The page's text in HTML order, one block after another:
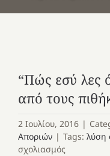
“Πώς εσύ λες
από τους
2 Ιουλίου, 2016 |
Αποριών | Tags: λύση
σχολιασμός